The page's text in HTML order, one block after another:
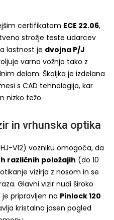
certifikatom ECE 22.06,
strožje teste udarcev
lastnost je dvojna P/J
varno vožnjo tako z
delom. Školjka je izdelana
s CAD tehnologijo, kar
nizko težo.
in vrhunska optika
V12) vozniku omogoča, da
različnih položajih (do 10
vizirja z nosom in se
Glavni vizir nudi široko
je pripravljen na Pinlock 120
kristalno jasen pogled